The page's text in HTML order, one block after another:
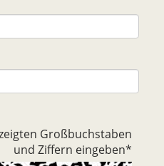
Großbuchstaben
und Ziffern eingeben*